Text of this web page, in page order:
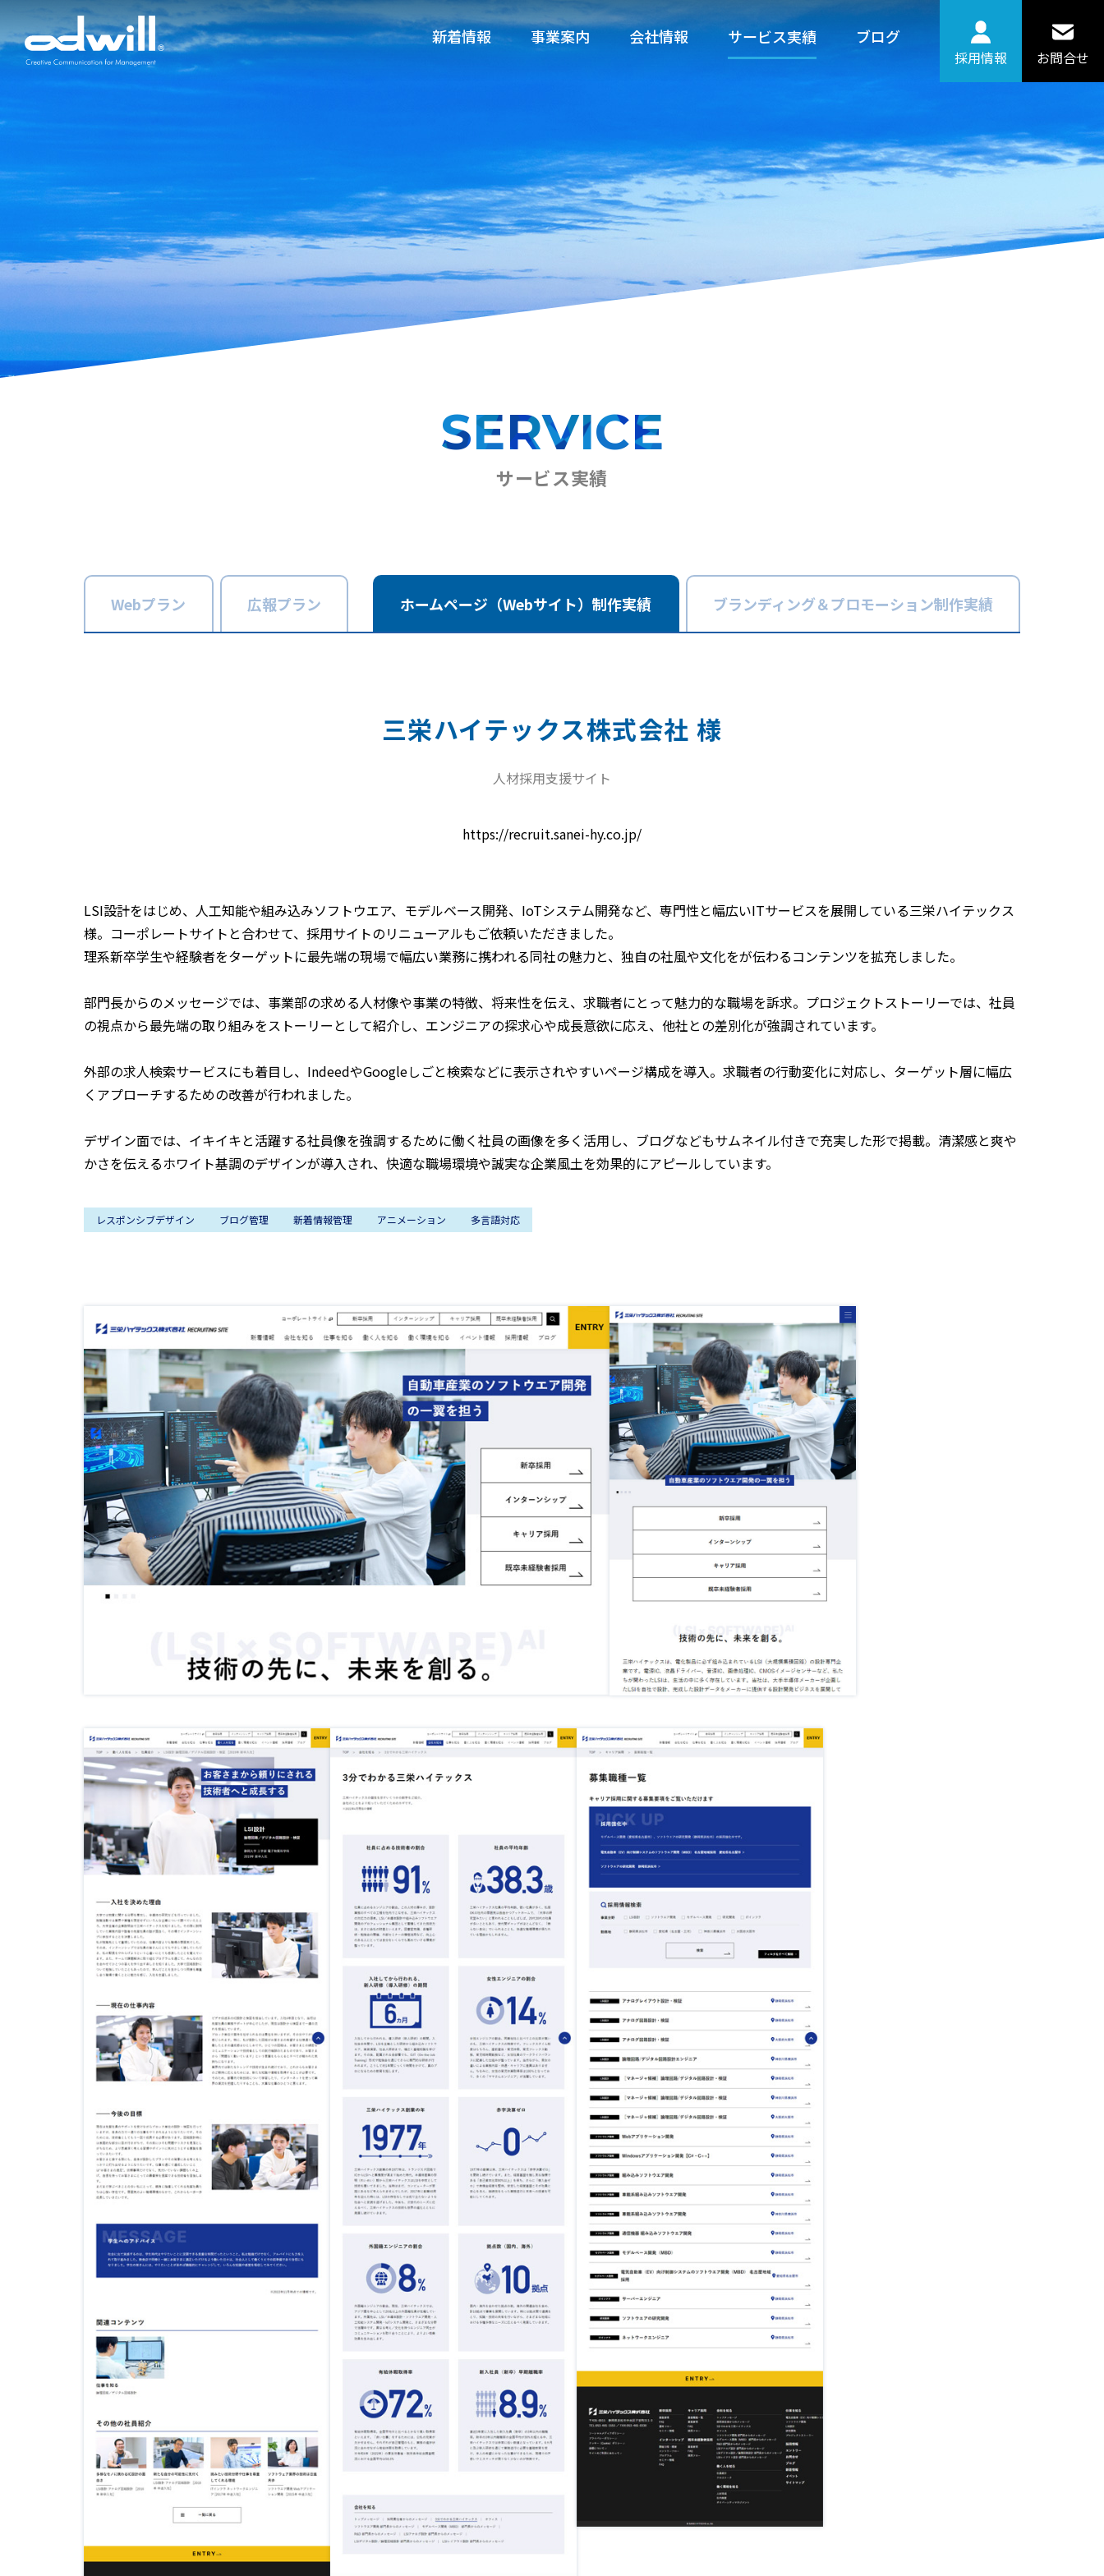
新着情報 事業案内 会社情報 サービス実績 ブログ
採用情報 お問合せ
SERVICE
サービス実績
Webプラン 広報プラン ホームページ （Webサイト）制作実績 ブランディング＆プロモーション制作実績
三栄ハイテックス株式会社 様
人材採用支援サイト
https://recruit.sanei-hy.co.jp/
LSI設計をはじめ、人工知能や組み込みソフトウエア、モデルベース開発、IoTシステム開発など、専門性と幅広いITサービスを展開している三栄ハイテックス
様。コーポレートサイトと合わせて、採用サイトのリニューアルもご依頼いただきました。
理系新卒学⽣や経験者をターゲットに最先端の現場で幅広い業務に携われる同社の魅力と、独自の社風や文化をが伝わるコンテンツを拡充しました。
部門長からのメッセージでは、事業部の求める人材像や事業の特徴、将来性を伝え、求職者にとって魅力的な職場を訴求。プロジェクトストーリーでは、社員
の視点から最先端の取り組みをストーリーとして紹介し、エンジニアの探求心や成長意欲に応え、他社との差別化が強調されています。
外部の求人検索サービスにも着目し、IndeedやGoogleしごと検索などに表示されやすいページ構成を導入。求職者の行動変化に対応し、ターゲット層に幅広
くアプローチするための改善が行われました。
デザイン面では、イキイキと活躍する社員像を強調するために働く社員の画像を多く活用し、ブログなどもサムネイル付きで充実した形で掲載。清潔感と爽や
かさを伝えるホワイト基調のデザインが導入され、快適な職場環境や誠実な企業風土を効果的にアピールしています。
レスポンシブデザイン ブログ管理 新着情報管理 アニメーション 多言語対応